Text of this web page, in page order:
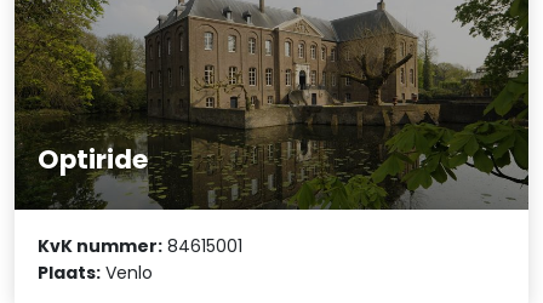
Optiride
KvK nummer: 84615001
Plaats: Venlo